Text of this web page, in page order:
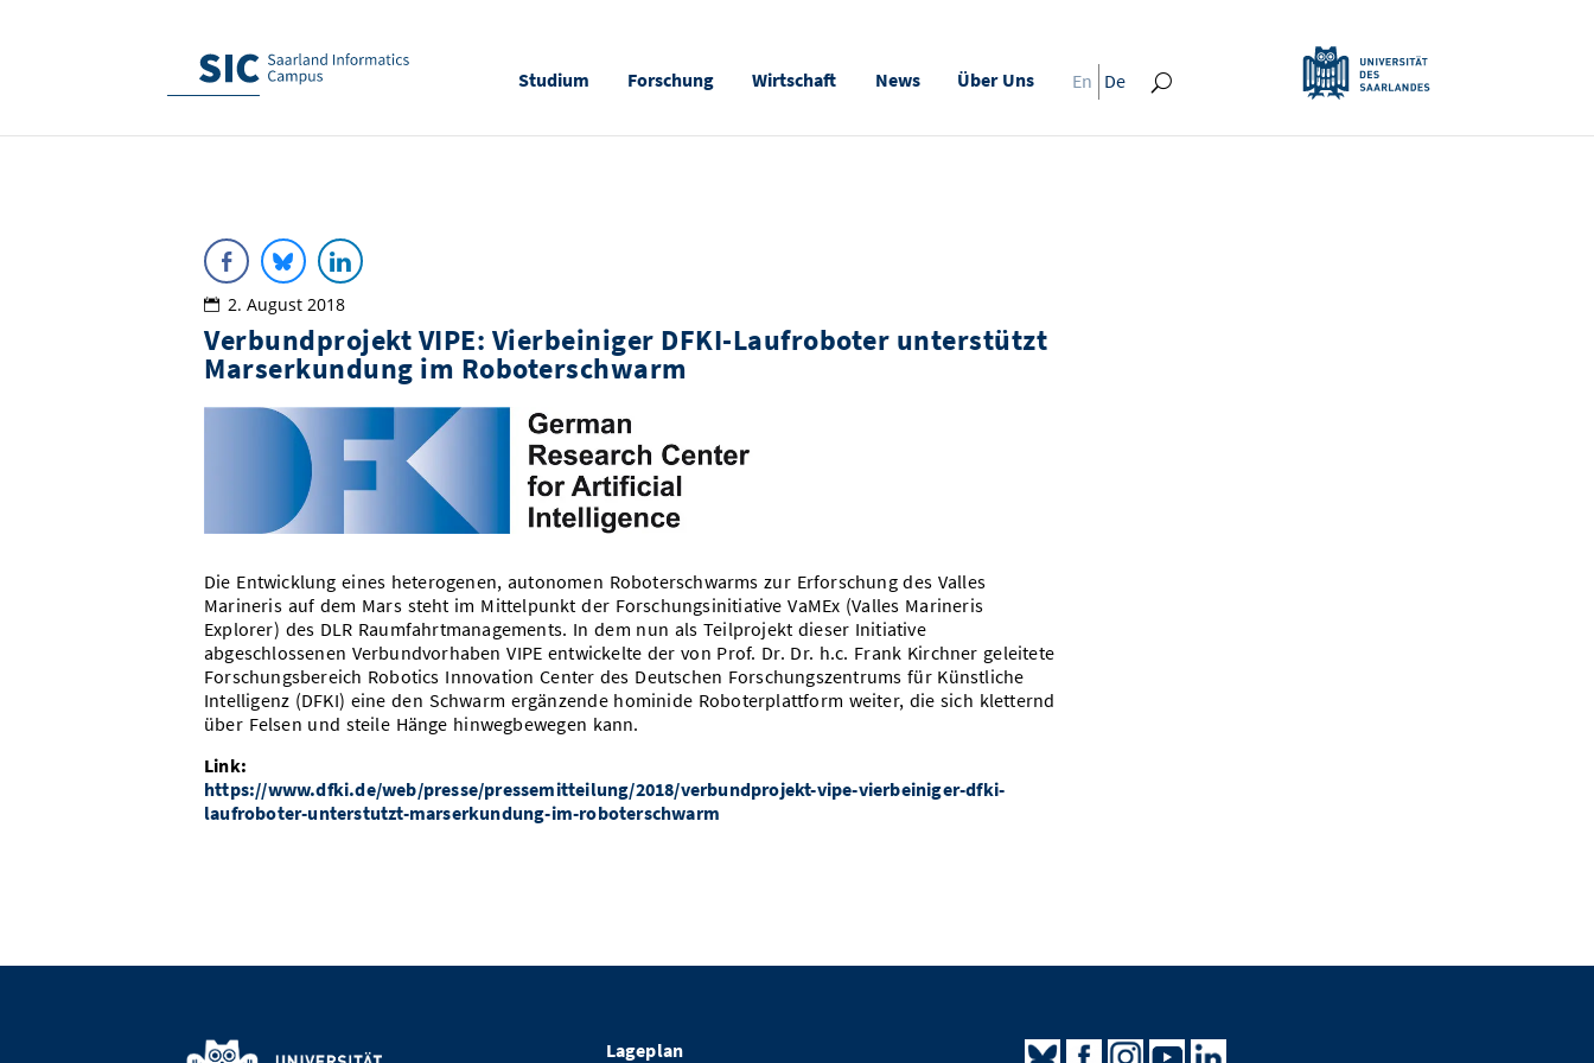
Studium Forschung Wirtschaft News Über Uns En De
2. August 2018
Verbundprojekt VIPE: Vierbeiniger DFKI-Laufroboter unterstützt
Marserkundung im Roboterschwarm
Die Entwicklung eines heterogenen, autonomen Roboterschwarms zur Erforschung des Valles
Marineris auf dem Mars steht im Mittelpunkt der Forschungsinitiative VaMEx (Valles Marineris
Explorer) des DLR Raumfahrtmanagements. In dem nun als Teilprojekt dieser Initiative
abgeschlossenen Verbundvorhaben VIPE entwickelte der von Prof. Dr. Dr. h.c. Frank Kirchner geleitete
Forschungsbereich Robotics Innovation Center des Deutschen Forschungszentrums für Künstliche
Intelligenz (DFKI) eine den Schwarm ergänzende hominide Roboterplattform weiter, die sich kletternd
über Felsen und steile Hänge hinwegbewegen kann.
Link:
https://www.dfki.de/web/presse/pressemitteilung/2018/verbundprojekt-vipe-vierbeiniger-dfki-
laufroboter-unterstutzt-marserkundung-im-roboterschwarm
Lageplan